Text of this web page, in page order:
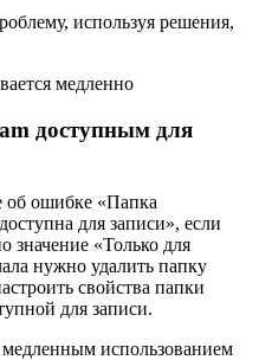
используя решения,
медленно
доступным для
об ошибке «Папка
для записи», если
значение «Только для
нужно удалить папку
свойства папки
для записи.
использованием